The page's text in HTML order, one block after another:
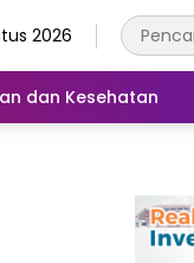
2026
dan Kesehatan